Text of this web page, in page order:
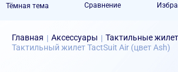
Тёмная тема Сравнение
Главная | Аксессуары | Тактильные
Тактильный жилет TactSuit Air (цвет Ash)